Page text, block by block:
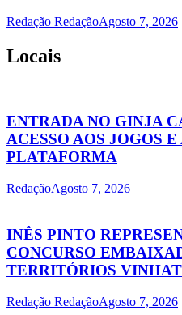
Redação RedaçãoAgosto 7, 2026
Locais
ENTRADA NO GINJA
ACESSO AOS JOGOS
PLATAFORMA
RedaçãoAgosto 7, 2026
INÊS PINTO
CONCURSO
TERRITÓRIOS
Redação RedaçãoAgosto 7, 2026